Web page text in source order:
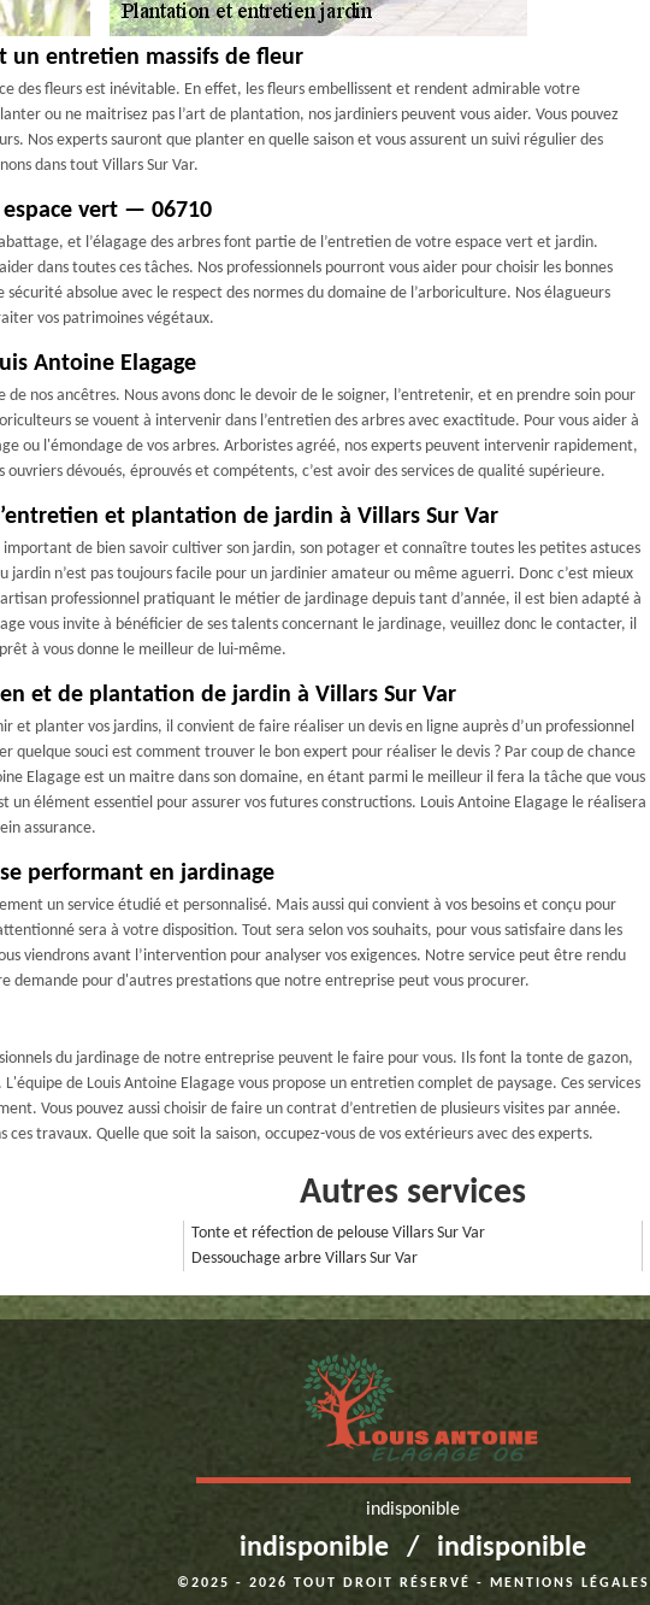
un entretien massifs de fleur
des fleurs est inévitable. En effet, les fleurs embellissent et rendent admirable votre
ou ne maitrisez pas l’art de plantation, nos jardiniers peuvent vous aider. Vous pouvez
Nos experts sauront que planter en quelle saison et vous assurent un suivi régulier des
dans tout Villars Sur Var.
vert — 06710
et l’élagage des arbres font partie de l’entretien de votre espace vert et jardin.
dans toutes ces tâches. Nos professionnels pourront vous aider pour choisir les bonnes
absolue avec le respect des normes du domaine de l’arboriculture. Nos élagueurs
vos patrimoines végétaux.
Antoine Elagage
de nos ancêtres. Nous avons donc le devoir de le soigner, l’entretenir, et en prendre soin pour
se vouent à intervenir dans l’entretien des arbres avec exactitude. Pour vous aider à
ou l'émondage de vos arbres. Arboristes agréé, nos experts peuvent intervenir rapidement,
dévoués, éprouvés et compétents, c’est avoir des services de qualité supérieure.
et plantation de jardin à Villars Sur Var
de bien savoir cultiver son jardin, son potager et connaître toutes les petites astuces
jardin n’est pas toujours facile pour un jardinier amateur ou même aguerri. Donc c’est mieux
professionnel pratiquant le métier de jardinage depuis tant d’année, il est bien adapté à
vous invite à bénéficier de ses talents concernant le jardinage, veuillez donc le contacter, il
à vous donne le meilleur de lui-même.
et de plantation de jardin à Villars Sur Var
et planter vos jardins, il convient de faire réaliser un devis en ligne auprès d’un professionnel
quelque souci est comment trouver le bon expert pour réaliser le devis ? Par coup de chance
Elagage est un maitre dans son domaine, en étant parmi le meilleur il fera la tâche que vous
un élément essentiel pour assurer vos futures constructions. Louis Antoine Elagage le réalisera
assurance.
performant en jardinage
un service étudié et personnalisé. Mais aussi qui convient à vos besoins et conçu pour
sera à votre disposition. Tout sera selon vos souhaits, pour vous satisfaire dans les
viendrons avant l’intervention pour analyser vos exigences. Notre service peut être rendu
demande pour d'autres prestations que notre entreprise peut vous procurer.
du jardinage de notre entreprise peuvent le faire pour vous. Ils font la tonte de gazon,
de Louis Antoine Elagage vous propose un entretien complet de paysage. Ces services
Vous pouvez aussi choisir de faire un contrat d’entretien de plusieurs visites par année.
travaux. Quelle que soit la saison, occupez-vous de vos extérieurs avec des experts.
Autres services
Tonte et réfection de pelouse Villars Sur Var
Dessouchage arbre Villars Sur Var
indisponible
indisponible / indisponible
©2025 - 2026 TOUT DROIT RÉSERVÉ - MENTIONS LÉGALES